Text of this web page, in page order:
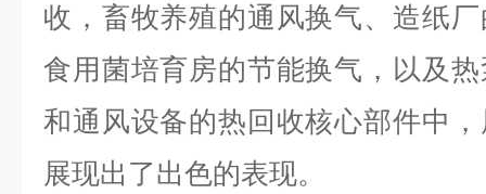
收，畜牧养殖的通风换气、造纸
食用菌培育房的节能换气，以及
和通风设备的热回收核心部件中
展现出了出色的表现。